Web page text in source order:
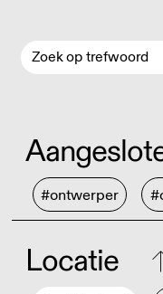
#ontwerper
Locatie